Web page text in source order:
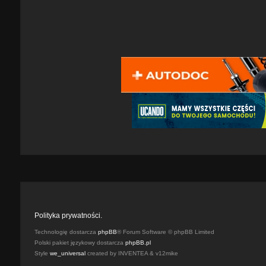
Polityka prywatności.
Technologię dostarcza phpBB® Forum Software © phpBB Limited
Polski pakiet językowy dostarcza phpBB.pl
Style we_universalcreated by INVENTEA & v12mike